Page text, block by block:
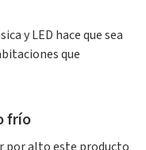
y LED hace que sea
que
frío